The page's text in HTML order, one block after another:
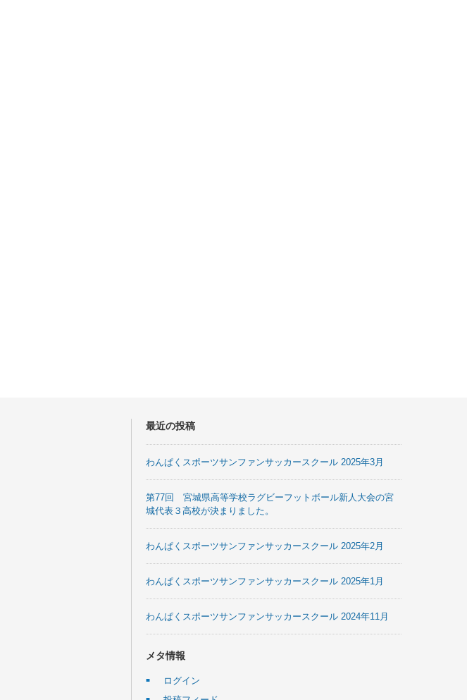
最近の投稿
わんぱくスポーツサンファンサッカースクール 2025年3月
第77回 宮城県高等学校ラグビーフットボール新人大会の宮
城代表３高校が決まりました。
わんぱくスポーツサンファンサッカースクール 2025年2月
わんぱくスポーツサンファンサッカースクール 2025年1月
わんぱくスポーツサンファンサッカースクール 2024年11月
メタ情報
ログイン